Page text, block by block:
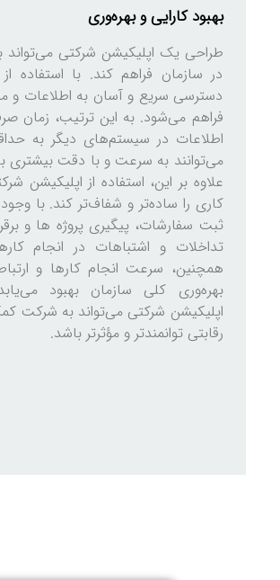
بهبود کارایی و بهره‌وری
طراحی یک اپلیکیشن شرکتی می‌تواند
در سازمان فراهم کند. با استفاده
دسترسی سریع و آسان به اطلاعات و
فراهم می‌شود. به این ترتیب، زمان
اطلاعات در سیستم‌های دیگر به
می‌توانند به سرعت و با دقت بیشتری
علاوه بر این، استفاده از اپلیکیشن
کاری را ساده‌تر و شفاف‌تر کند. با
ثبت سفارشات، پیگیری پروژه ها و
تداخلات و اشتباهات در انجام
همچنین، سرعت انجام کارها و
بهره‌وری کلی سازمان بهبود
اپلیکیشن شرکتی می‌تواند به شرکت
رقابتی توانمندتر و مؤثرتر باشد.